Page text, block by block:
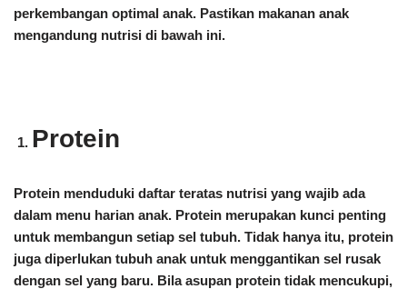
perkembangan optimal anak. Pastikan makanan anak
mengandung nutrisi di bawah ini.
Protein
Protein menduduki daftar teratas nutrisi yang wajib ada
dalam menu harian anak. Protein merupakan kunci penting
untuk membangun setiap sel tubuh. Tidak hanya itu, protein
juga diperlukan tubuh anak untuk menggantikan sel rusak
dengan sel yang baru. Bila asupan protein tidak mencukupi,